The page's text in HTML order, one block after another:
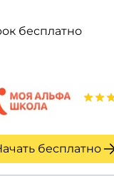
бесплатно
бесплатно